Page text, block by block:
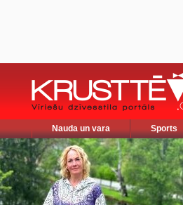
Nauda un vara Sports